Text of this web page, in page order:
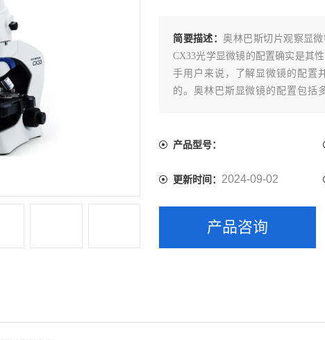
简要描述： 奥林巴斯切片观察显
CX33光学显微镜的配置确实是其
手用户来说，了解显微镜的配置
的。奥林巴斯显微镜的配置包括
产品型号：
更新时间： 2024-09-02
产品咨询